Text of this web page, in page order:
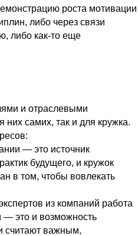
роста мотивации
либо через связи
либо как-то еще
и отраслевыми
самих, так и для кружка.
— это источник
будущего, и кружок
в том, чтобы вовлекать
из компаний работа
это и возможность
считают важным,